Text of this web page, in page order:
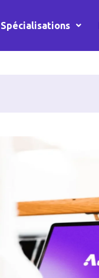
Spécialisations